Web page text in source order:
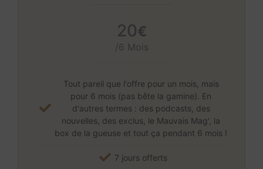
20€
/6 Mois
Tout pareil que l'offre pour un mois, mais
pour 6 mois (pas bête la gamine). En
d'autres termes : des podcasts, des
nouvelles, des exclus, le Mauvais Mag', la
box de la gueuse et tout ça pendant 6 mois !
7 jours offerts